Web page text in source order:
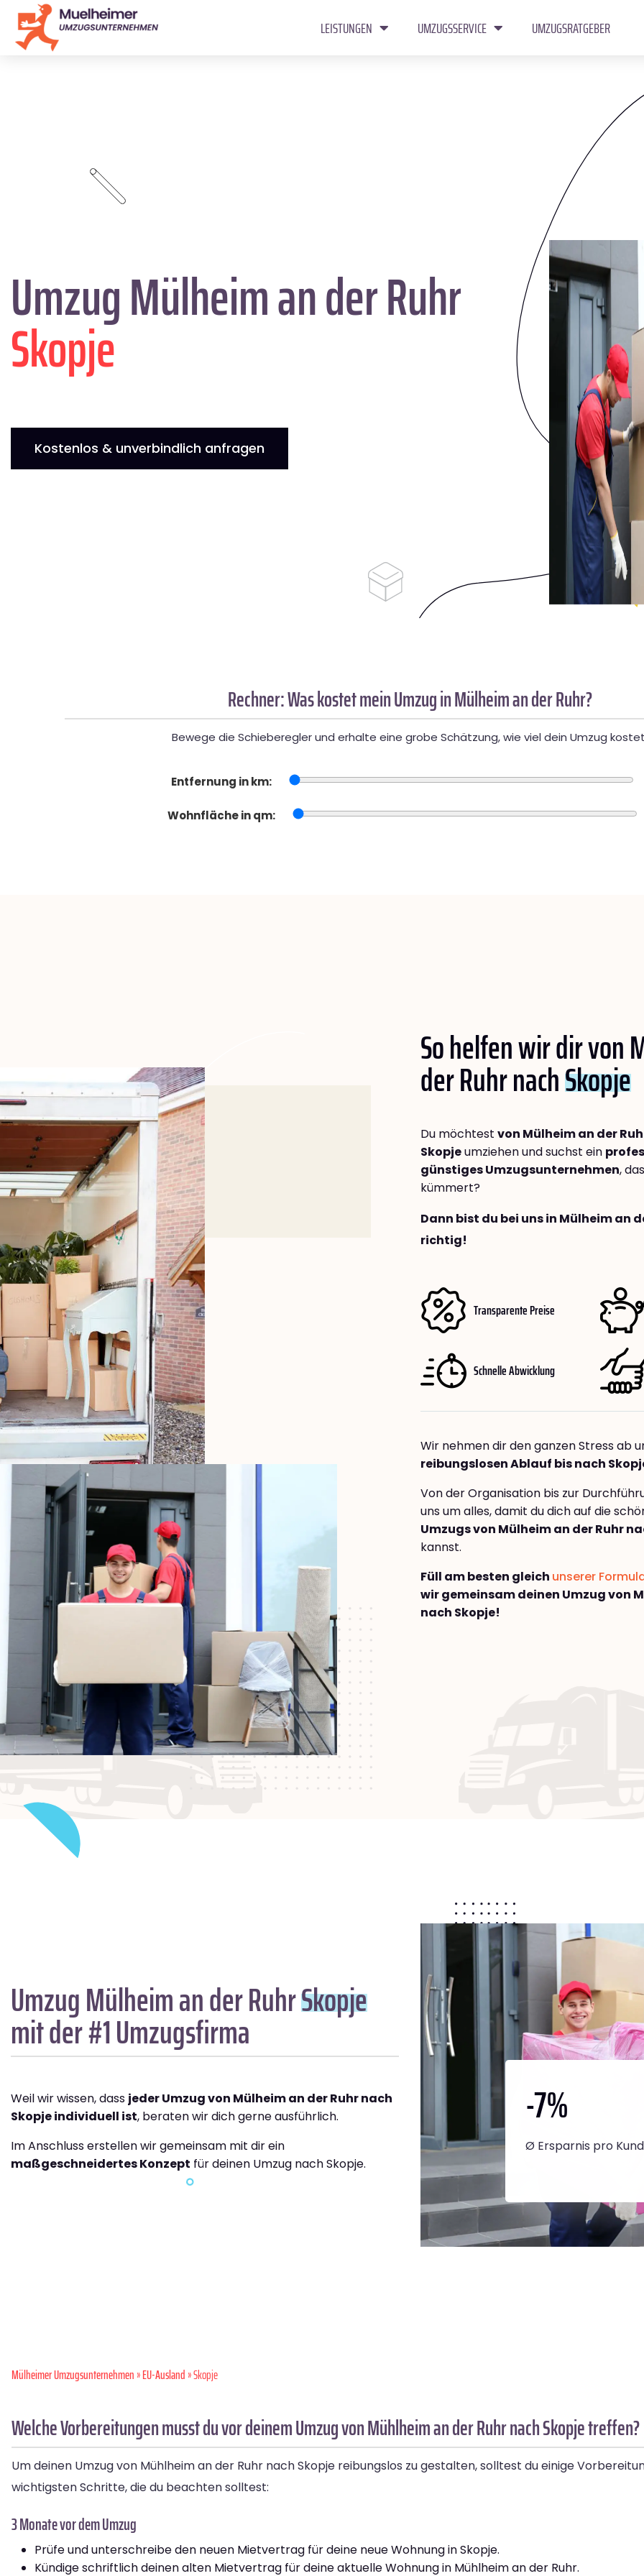
LEISTUNGEN UMZUGSSERVICE UMZUGSRATGEBER
Umzug Mülheim an der Ruhr
Skopje
Kostenlos & unverbindlich anfragen
Rechner: Was kostet mein Umzug in Mülheim an der Ruhr?
Bewege die Schieberegler und erhalte eine grobe Schätzung, wie viel dein Umzug
Entfernung in km:
Wohnfläche in qm:
So helfen wir dir von
der Ruhr nachSkopje
Du möchtest von Mülheim an der
Skopjeumziehen und suchst ein
günstiges Umzugsunternehmen,
kümmert?
Dann bist du bei uns in Mülheim an
richtig!
Transparente Preise
Schnelle Abwicklung
Wir nehmen dir den ganzen Stress ab
reibungslosen Ablauf bis nach
Von der Organisation bis zur
uns um alles, damit du dich auf die
Umzugs von Mülheim an der Ruhr
kannst.
Füll am besten gleich unserer
wir gemeinsam deinen Umzug von
nach Skopje!
Umzug Mülheim an der RuhrSkopje
mit der #1 Umzugsfirma
Weil wir wissen, dass jeder Umzug von Mülheim an der Ruhr nach
Skopje individuell ist, beraten wir dich gerne ausführlich.
Im Anschluss erstellen wir gemeinsam mit dir ein
maßgeschneidertes Konzept für deinen Umzug nach Skopje.
-7%
Ø Ersparnis pro
Mülheimer Umzugsunternehmen»EU-Ausland» Skopje
Welche Vorbereitungen musst du vor deinem Umzug von Mühlheim an der Ruhr nach Skopje treffen?
Um deinen Umzug von Mühlheim an der Ruhr nach Skopje reibungslos zu gestalten, solltest du einige
wichtigsten Schritte, die du beachten solltest:
3 Monate vor dem Umzug
Prüfe und unterschreibe den neuen Mietvertrag für deine neue Wohnung in Skopje.
Kündige schriftlich deinen alten Mietvertrag für deine aktuelle Wohnung in Mühlheim an der Ruhr.